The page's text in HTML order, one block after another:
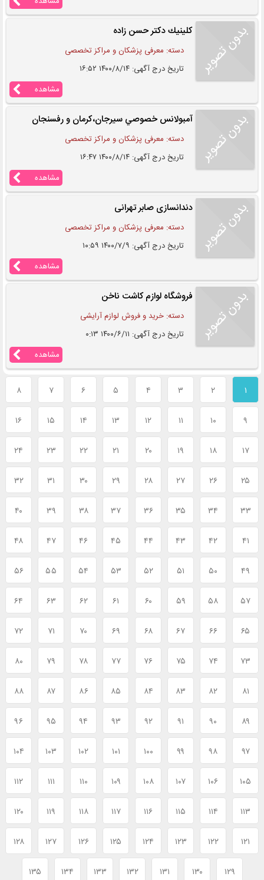
كلينيك دكتر حسن زاده
دسته: معرفی پزشکان و مراکز تخصصی
تاریخ درج آگهی: ۱۴۰۰/۸/۱۴ ۱۶:۵۲
مشاهده
آمبولانس خصوصي سيرجان،كرمان و رفسنجان
دسته: معرفی پزشکان و مراکز تخصصی
تاریخ درج آگهی: ۱۴۰۰/۸/۱۴ ۱۶:۴۷
مشاهده
دندانسازی صابر تهرانی
دسته: معرفی پزشکان و مراکز تخصصی
تاریخ درج آگهی: ۱۴۰۰/۷/۹ ۱۰:۵۹
مشاهده
فروشگاه لوازم کاشت ناخن
دسته: خرید و فروش لوازم آرایشی
تاریخ درج آگهی: ۱۴۰۰/۶/۱۱ ۰:۱۳
مشاهده
۱ ۲ ۳ ۴ ۵ ۶ ۷ ۸
۹ ۱۰ ۱۱ ۱۲ ۱۳ ۱۴ ۱۵ ۱۶
۱۷ ۱۸ ۱۹ ۲۰ ۲۱ ۲۲ ۲۳ ۲۴
۲۵ ۲۶ ۲۷ ۲۸ ۲۹ ۳۰ ۳۱ ۳۲
۳۳ ۳۴ ۳۵ ۳۶ ۳۷ ۳۸ ۳۹ ۴۰
۴۱ ۴۲ ۴۳ ۴۴ ۴۵ ۴۶ ۴۷ ۴۸
۴۹ ۵۰ ۵۱ ۵۲ ۵۳ ۵۴ ۵۵ ۵۶
۵۷ ۵۸ ۵۹ ۶۰ ۶۱ ۶۲ ۶۳ ۶۴
۶۵ ۶۶ ۶۷ ۶۸ ۶۹ ۷۰ ۷۱ ۷۲
۷۳ ۷۴ ۷۵ ۷۶ ۷۷ ۷۸ ۷۹ ۸۰
۸۱ ۸۲ ۸۳ ۸۴ ۸۵ ۸۶ ۸۷ ۸۸
۸۹ ۹۰ ۹۱ ۹۲ ۹۳ ۹۴ ۹۵ ۹۶
۹۷ ۹۸ ۹۹ ۱۰۰ ۱۰۱ ۱۰۲ ۱۰۳ ۱۰۴
۱۰۵ ۱۰۶ ۱۰۷ ۱۰۸ ۱۰۹ ۱۱۰ ۱۱۱ ۱۱۲
۱۱۳ ۱۱۴ ۱۱۵ ۱۱۶ ۱۱۷ ۱۱۸ ۱۱۹ ۱۲۰
۱۲۱ ۱۲۲ ۱۲۳ ۱۲۴ ۱۲۵ ۱۲۶ ۱۲۷ ۱۲۸
۱۲۹ ۱۳۰ ۱۳۱ ۱۳۲ ۱۳۳ ۱۳۴ ۱۳۵